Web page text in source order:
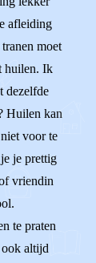
afleiding
moet
huilen. Ik
dezelfde
Huilen kan
voor te
je prettig
vriendin
te praten
altijd